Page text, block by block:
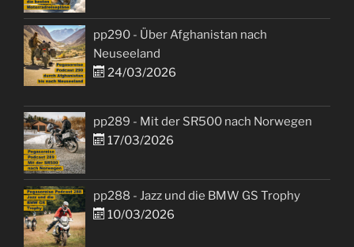
pp290 - Über Afghanistan nach
Neuseeland
24/03/2026
pp289 - Mit der SR500 nach Norwegen
17/03/2026
pp288 - Jazz und die BMW GS Trophy
10/03/2026